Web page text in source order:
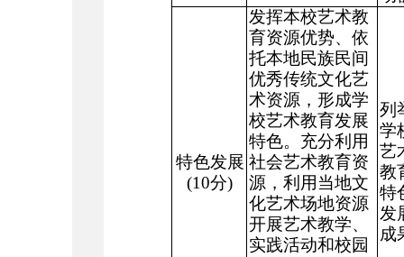
特色发展
(10分)
发挥本校艺术教
育资源优势、依
托本地民族民间
优秀传统文化艺
术资源，形成学
校艺术教育发展
特色。充分利用
社会艺术教育资
源，利用当地文
化艺术场地资源
开展艺术教学、
实践活动和校园
列
学
艺
教
特
发
成